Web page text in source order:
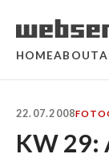
HOMEABOUT
22.07.2008
KW 29: